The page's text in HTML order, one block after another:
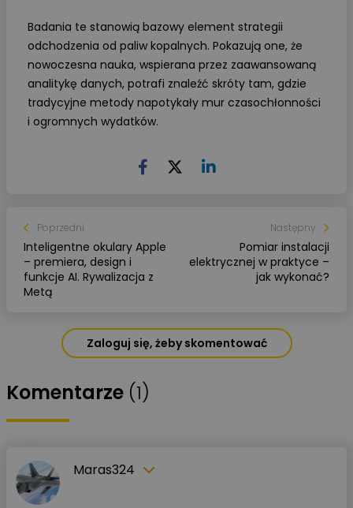
Badania te stanowią bazowy element strategii
odchodzenia od paliw kopalnych. Pokazują one, że
nowoczesna nauka, wspierana przez zaawansowaną
analitykę danych, potrafi znaleźć skróty tam, gdzie
tradycyjne metody napotykały mur czasochłonności
i ogromnych wydatków.
Poprzedni
Inteligentne okulary Apple
– premiera, design i
funkcje AI. Rywalizacja z
Metą
Następny
Pomiar instalacji
elektrycznej w praktyce –
jak wykonać?
Zaloguj się, żeby skomentować
Komentarze (1)
Maras324